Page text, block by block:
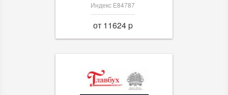
Индекс Е84787
от 11624 p